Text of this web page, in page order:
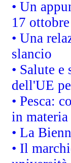
• Un
17
• Una
slancio
• Salute
dell'UE
• Pesca:
in
• La
• Il